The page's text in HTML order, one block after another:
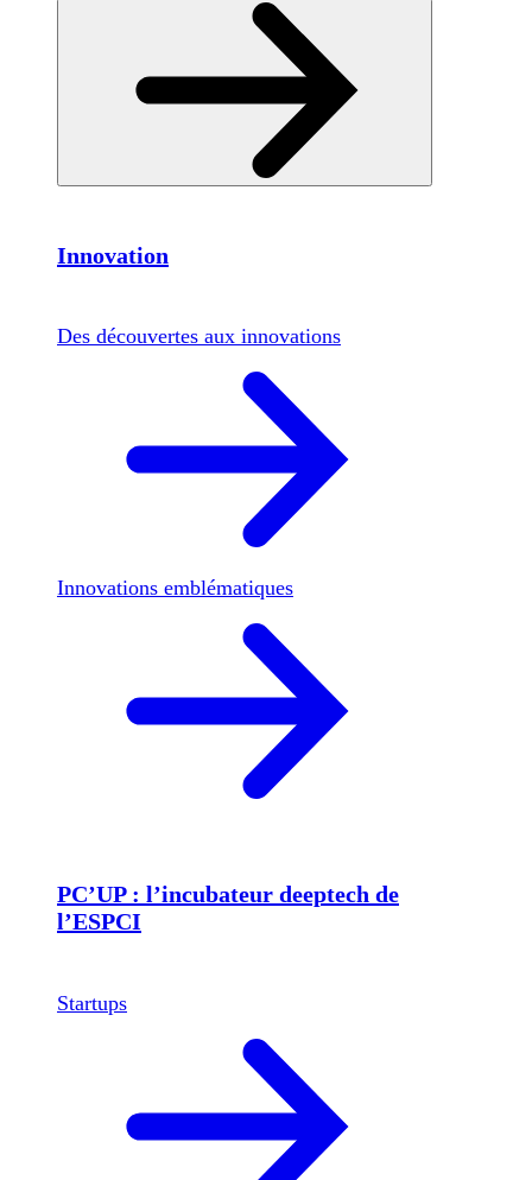
Innovation
Des découvertes aux innovations
Innovations emblématiques
PC’UP : l’incubateur deeptech de
l’ESPCI
Startups